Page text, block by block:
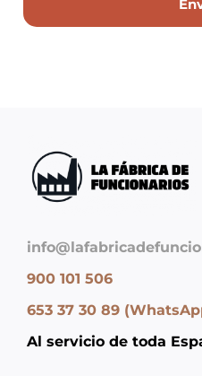
900 101 506
653 37 30 89
Al servicio de toda